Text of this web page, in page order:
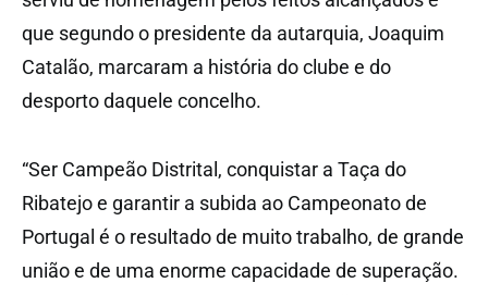
que segundo o presidente da autarquia, Joaquim
Catalão, marcaram a história do clube e do
desporto daquele concelho.
“Ser Campeão Distrital, conquistar a Taça do
Ribatejo e garantir a subida ao Campeonato de
Portugal é o resultado de muito trabalho, de grande
união e de uma enorme capacidade de superação.